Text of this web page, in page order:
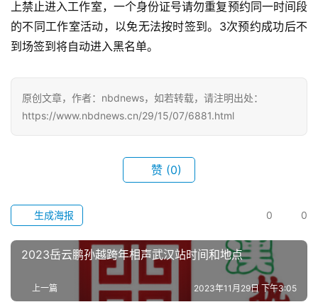
武
汉
办
事
滚
生
上禁止进入工作室，一个身份证号请勿重复预约同一时间段
的不同工作室活动，以免无法按时签到。3次预约成功后不
到场签到将自动进入黑名单。
原创文章，作者：nbdnews，如若转载，请注明出处：
https://www.nbdnews.cn/29/15/07/6881.html
赞 (0)
0 0
生成海报
2023岳云鹏孙越跨年相声武汉站时间和地点
上一篇 2023年11月29日 下午3:05